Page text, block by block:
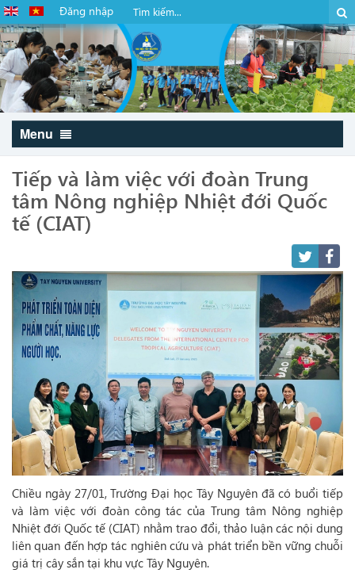
Đăng nhập
Menu
Tiếp và làm việc với đoàn Trung
tâm Nông nghiệp Nhiệt đới Quốc
tế (CIAT)
Chiều ngày 27/01, Trường Đại học Tây Nguyên đã có buổi tiếp
và làm việc với đoàn công tác của Trung tâm Nông nghiệp
Nhiệt đới Quốc tế (CIAT) nhằm trao đổi, thảo luận các nội dung
liên quan đến hợp tác nghiên cứu và phát triển bền vững chuỗi
giá trị cây sắn tại khu vực Tây Nguyên.